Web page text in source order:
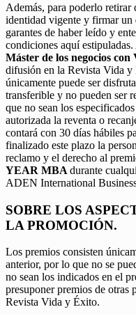
Además, para poderlo retirar
identidad vigente y firmar un
garantes de haber leído y
condiciones aquí
Máster de los negocios
difusión en la Revista Vida y
únicamente puede ser
transferible y no pueden ser
que no sean los
autorizada la reventa o
contará con 30 días hábiles
finalizado este plazo la
reclamo y el derecho al
YEAR MBA durante
ADEN International
SOBRE LOS
LA PROMOCIÓN.
Los premios consisten
anterior, por lo que no se
no sean los indicados en el
presuponer premios de otras
Revista Vida y Éxito.